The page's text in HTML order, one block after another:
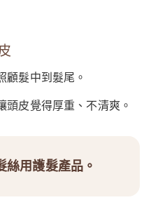
顧髮中到髮尾。
頭皮覺得厚重、不清爽。
絲用護髮產品。